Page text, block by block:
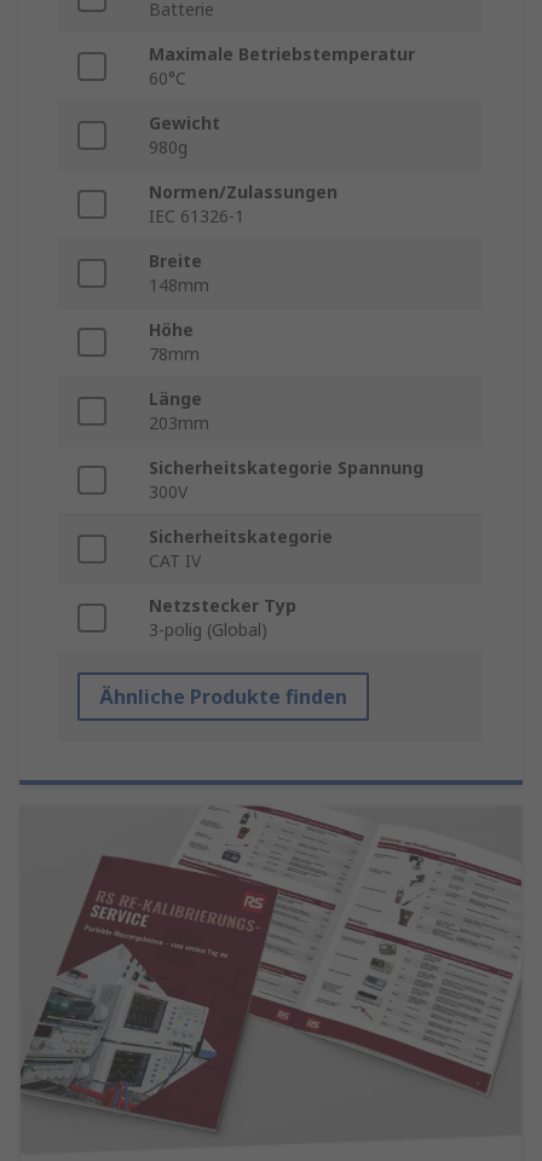
Batterie
Maximale Betriebstemperatur
60°C
Gewicht
980g
Normen/Zulassungen
IEC 61326-1
Breite
148mm
Höhe
78mm
Länge
203mm
Sicherheitskategorie Spannung
300V
Sicherheitskategorie
CAT IV
Netzstecker Typ
3-polig (Global)
Ähnliche Produkte finden